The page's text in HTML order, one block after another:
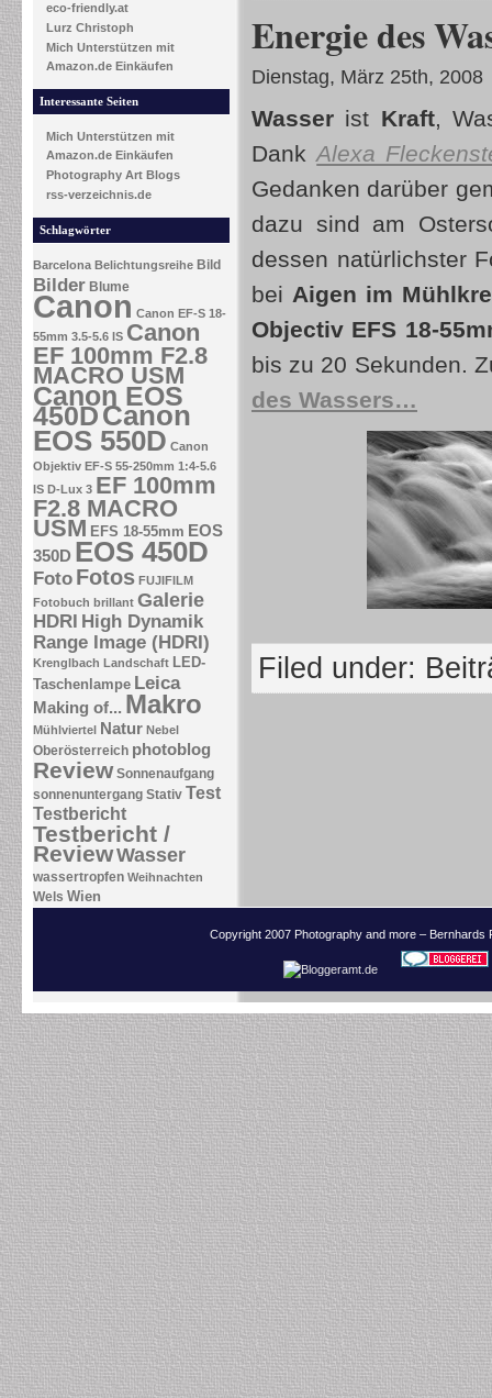
eco-friendly.at
Lurz Christoph
Mich Unterstützen mit
Amazon.de Einkäufen
Interessante Seiten
Mich Unterstützen mit
Amazon.de Einkäufen
Photography Art Blogs
rss-verzeichnis.de
Schlagwörter
Barcelona Belichtungsreihe Bild
Bilder Blume
Canon Canon EF-S 18-
55mm 3.5-5.6 IS Canon
EF 100mm F2.8
MACRO USM
Canon EOS
450DCanon
EOS 550D Canon
Objektiv EF-S 55-250mm 1:4-5.6
IS D-Lux 3 EF 100mm
F2.8 MACRO
USM EFS 18-55mm EOS
350D EOS 450D
Foto Fotos FUJIFILM
Fotobuch brillant Galerie
HDRI High Dynamik
Range Image (HDRI)
Krenglbach Landschaft LED-
Taschenlampe Leica
Making of... Makro
Mühlviertel Natur Nebel
Oberösterreich photoblog
Review Sonnenaufgang
sonnenuntergang Stativ Test
Testbericht
Testbericht /
ReviewWasser
wassertropfen Weihnachten
Wels Wien
Energie des
Dienstag, März 25th, 2008
Wasser ist Kraft,
DankAlexa
Gedanken darüber
dazu sind am
dessen natürlichster
beiAigen im
Objectiv EFS 18-
bis zu 20 Sekunden.
des Wassers…
Filed under:
Copyright 2007 Photography and more –